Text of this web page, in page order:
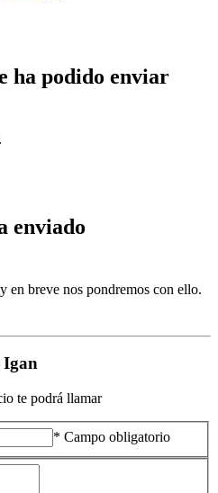
ha podido enviar
enviado
en breve nos pondremos con ello.
Igan
te podrá llamar
* Campo obligatorio